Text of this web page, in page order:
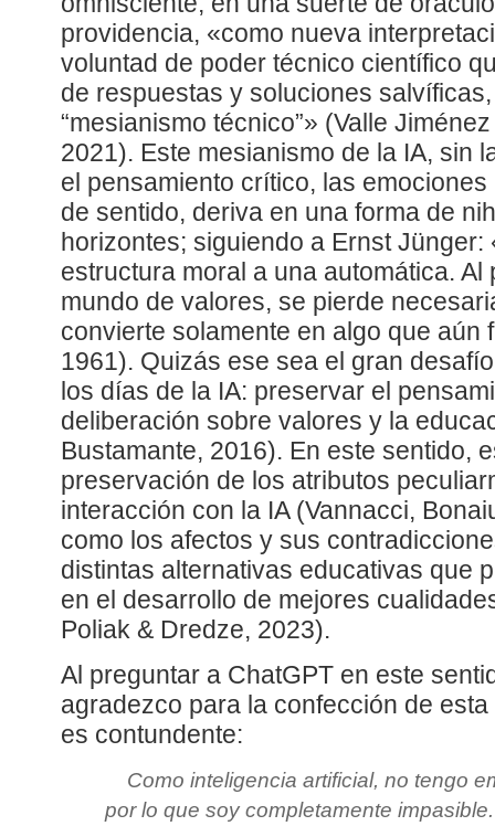
providencia, «como nueva
voluntad de poder técnico científico
de respuestas y soluciones
“mesianismo técnico”» (Valle
2021). Este mesianismo de la IA, sin
el pensamiento crítico, las
de sentido, deriva en una forma de
horizontes; siguiendo a Ernst
estructura moral a una automática. Al
mundo de valores, se pierde
convierte solamente en algo que aún
1961). Quizás ese sea el gran
los días de la IA: preservar el
deliberación sobre valores y la
Bustamante, 2016). En este sentido,
preservación de los atributos
interacción con la IA (Vannacci,
como los afectos y sus
distintas alternativas educativas que
en el desarrollo de mejores
Poliak & Dredze, 2023).
Al preguntar a ChatGPT en este
agradezco para la confección de
es contundente:
Como inteligencia artificial, no tengo
por lo que soy completamente